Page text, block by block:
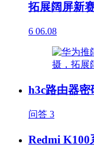
拓展阔屏新
6 06.08
h3c路由器密
问答 3
Redmi K100